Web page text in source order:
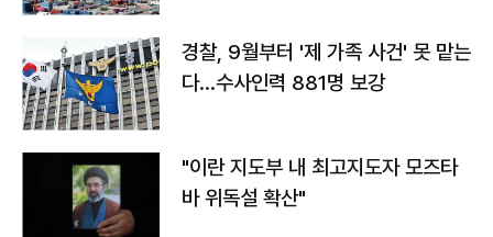
경찰, 9월부터 '제 가족 사건' 못 맡는
다…수사인력 881명 보강
"이란 지도부 내 최고지도자 모즈타
바 위독설 확산"